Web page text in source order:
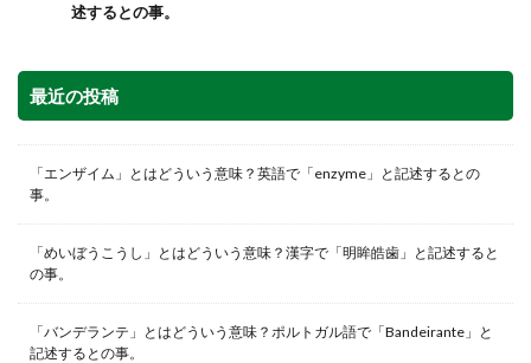
述するとの事。
最近の投稿
「エンザイム」とはどういう意味？英語で「enzyme」と記述するとの
事。
「めいぼうこうし」とはどういう意味？漢字で「明眸皓歯」と記述すると
の事。
「バンデランテ」とはどういう意味？ポルトガル語で「Bandeirante」と
記述するとの事。